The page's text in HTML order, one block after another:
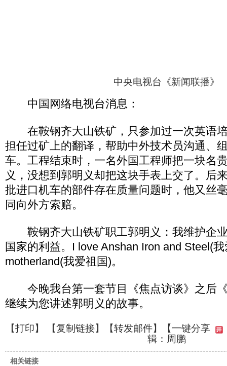
中央电视台《新闻联播》
中国网络电视台消息：
在鞍钢齐大山铁矿，只参加过一次英语
担任过矿上的翻译，帮助中外技术员沟通、
车。工程结束时，一名外国工程师把一块名
义，没想到郭明义却把这块手表上交了。后
批进口机车的部件存在质量问题时，他又丝
同向外方索赔。
鞍钢齐大山铁矿职工郭明义：我维护企
国家的利益。I love Anshan Iron and Steel(
motherland(我爱祖国)。
今晚我台第一套节目《焦点访谈》之后
继续为您讲述郭明义的故事。
【打印】 【复制链接】【转发邮件】
【一键分享
辑：周鹏
相关链接